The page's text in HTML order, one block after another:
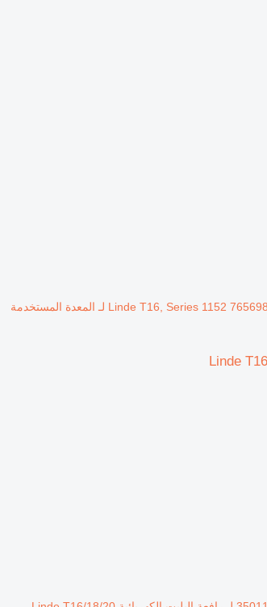
وحدة التحكم Linde T16, Series 1152 765698 لـ المعدة المستخدمة